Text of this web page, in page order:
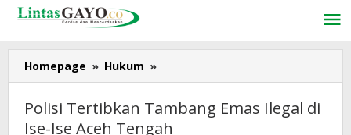
Lewati
konten
Homepage » Hukum »
Tertibkan
Tambang
Emas
Ilegal
Polisi Tertibkan Tambang Emas Ilegal di
Ise-Ise Aceh Tengah